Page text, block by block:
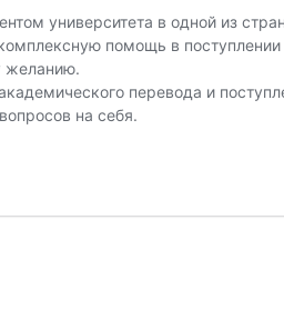
университета в одной из
помощь в
желанию.
перевода и
на себя.